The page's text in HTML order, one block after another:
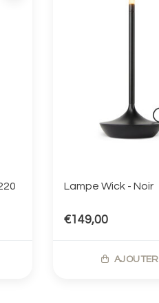
Lampe Wick - Noir
€149,00
AJOUTER